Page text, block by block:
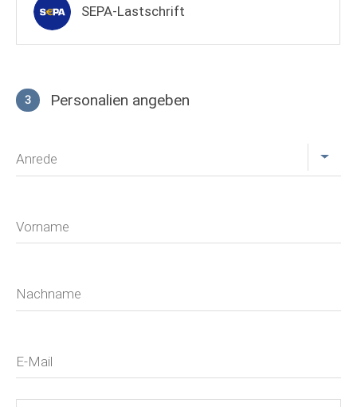
SEPA-Lastschrift
3 Personalien angeben
Anrede
Vorname
Nachname
E-Mail